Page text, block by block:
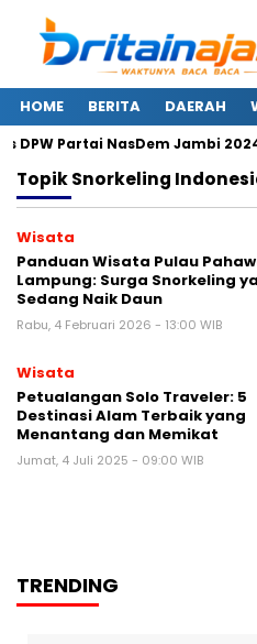
HOME BERITA DAERAH
Partai NasDem Jambi
TopikSnorkeling
Wisata
Panduan Wisata Pulau
Lampung: Surga Snorkeling
Sedang Naik Daun
Rabu, 4 Februari 2026 - 13:00 WIB
Wisata
Petualangan Solo Traveler: 5
Destinasi Alam Terbaik yang
Menantang dan Memikat
Jumat, 4 Juli 2025 - 09:00 WIB
TRENDING